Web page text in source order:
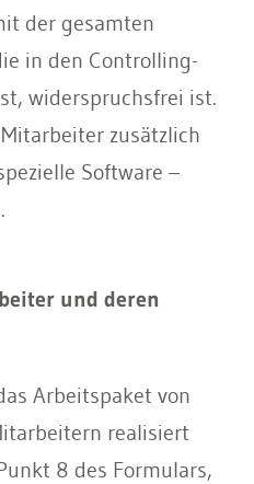
der gesamten
in den Controlling-
widerspruchsfrei ist.
zusätzlich
Software –
und deren
Arbeitspaket von
realisiert
8 des Formulars,